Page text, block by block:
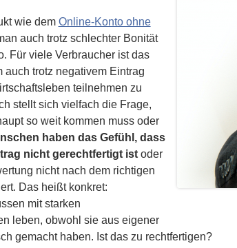
wie dem Online-Konto ohne
auch trotz schlechter Bonität
Für viele Verbraucher ist das
auch trotz negativem Eintrag
teilnehmen zu
stellt sich vielfach die Frage,
so weit kommen muss oder
haben das Gefühl, dass
nicht gerechtfertigt istoder
nicht nach dem richtigen
Das heißt konkret:
mit starken
leben, obwohl sie aus eigener
gemacht haben. Ist das zu rechtfertigen?